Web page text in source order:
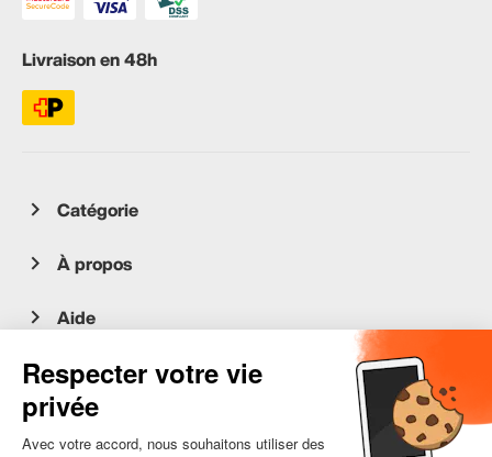
Livraison en 48h
Catégorie
À propos
Aide
Service client
occasion.migros.mobile@recommerce.com